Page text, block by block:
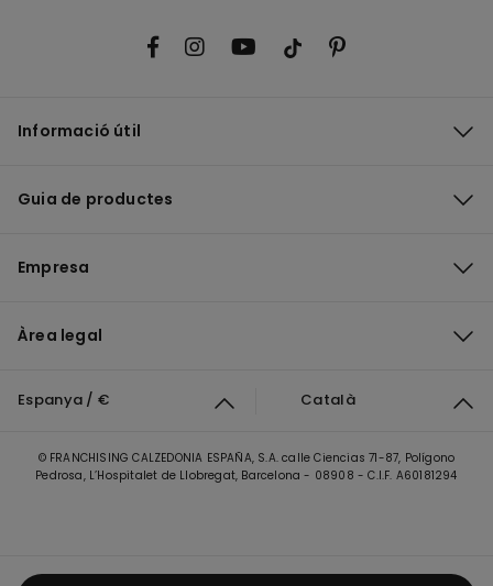
Informació útil
Guia de productes
Empresa
Àrea legal
Espanya / € Català
© FRANCHISING CALZEDONIA ESPAÑA, S.A. calle Ciencias 71-87, Polígono
Pedrosa, L’Hospitalet de Llobregat, Barcelona - 08908 - C.I.F. A60181294